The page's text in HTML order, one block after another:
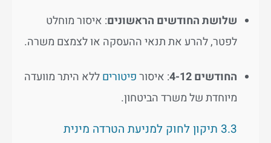
שלושת החודשים הראשונים: איסור מוחלט
לפטר, להרע את תנאי ההעסקה או לצמצם משרה.
החודשים 4-12 : איסורפיטוריםללא היתר מוועדה
מיוחדת של משרד הביטחון.
3.3 תיקון לחוק למניעת הטרדה מינית